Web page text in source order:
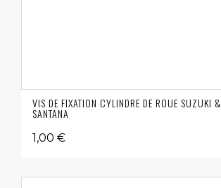
VIS DE FIXATION CYLINDRE DE ROUE SUZUKI &
SANTANA
1,00 €